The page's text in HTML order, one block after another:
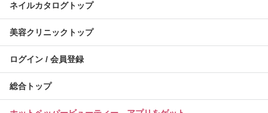
ネイルカタログトップ
美容クリニックトップ
ログイン / 会員登録
総合トップ